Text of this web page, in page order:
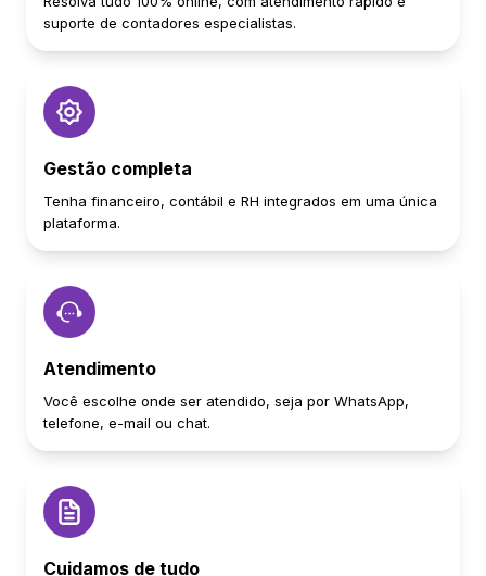
suporte de contadores especialistas.
Gestão completa
Tenha financeiro, contábil e RH integrados em uma única
plataforma.
Atendimento
Você escolhe onde ser atendido, seja por WhatsApp,
telefone, e-mail ou chat.
Cuidamos de tudo